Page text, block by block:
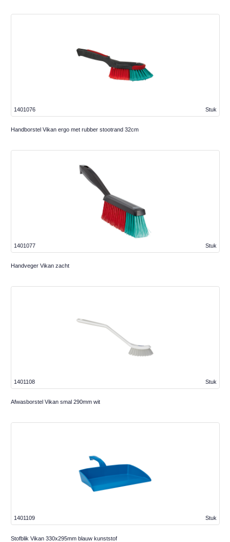
Stuk
1401076
Handborstel Vikan ergo met rubber stootrand 32cm
Stuk
1401077
Handveger Vikan zacht
Stuk
1401108
Afwasborstel Vikan smal 290mm wit
Stuk
1401109
Stofblik Vikan 330x295mm blauw kunststof